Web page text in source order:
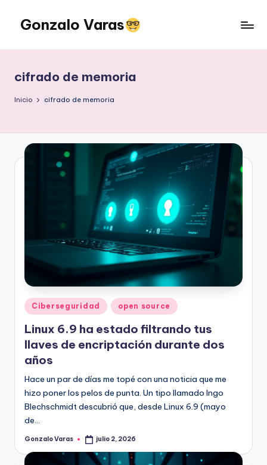
Saltar
contenido
Gonzalo Varas
que
la
tecnología
actitud
multiplica
cifrado de memoria
Inicio cifrado de memoria
Publicado
en
Ciberseguridad open source
Linux 6.9 ha estado filtrando tus
llaves de encriptación durante dos
años
Hace un par de días me topé con una noticia que me
hizo poner los pelos de punta. Un tipo llamado Ingo
Blechschmidt descubrió que, desde Linux 6.9 (mayo
de…
Publicado
Gonzalo Varas julio 2, 2026